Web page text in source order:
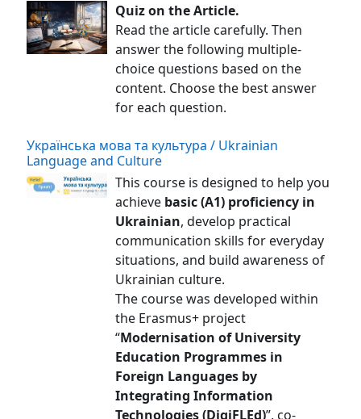
Quiz on the Article.
Read the article carefully. Then
answer the following multiple-
choice questions based on the
content. Choose the best answer
for each question.
Українська мова та культура / Ukrainian
Language and Culture
This course is designed to help you
achieve basic (A1) proficiency in
Ukrainian, develop practical
communication skills for everyday
situations, and build awareness of
Ukrainian culture.
The course was developed within
the Erasmus+ project
“Modernisation of University
Education Programmes in
Foreign Languages by
Integrating Information
Technologies (DigiFLEd)”, co-